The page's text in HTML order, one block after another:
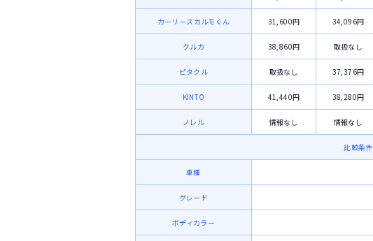
カーリースカルモくん 31,600円 34,096円
クルカ 38,860円 取扱なし
ピタクル 取扱なし 37,376円
KINTO 41,440円 38,280円
ノレル 情報なし 情報なし
比較条件
車種
グレード
ボディカラー